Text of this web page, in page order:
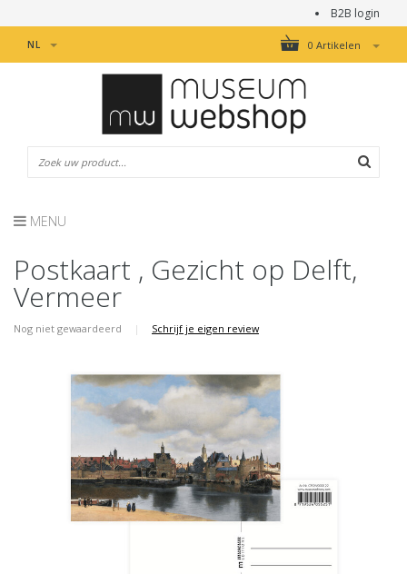
B2B login
0 Artikelen
NL
MENU
Postkaart , Gezicht op Delft,
Vermeer
Nog niet gewaardeerd | Schrijf je eigen review